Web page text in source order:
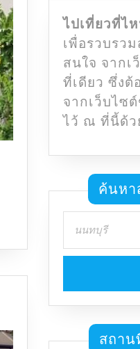
ไปเที่ยวที่ไ
เพื่อรวบรว
สนใจ จากเ
ที่เดียว ซึ่ง
จากเว็บไซ
ไว้ ณ ที่นี้ด้
ค้นหา
for:
สถาน